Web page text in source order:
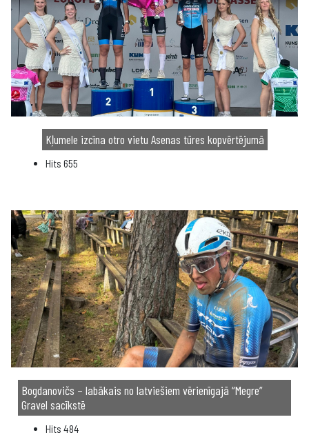
Kļumele izcīna otro vietu Asenas tūres kopvērtējumā
Hits 655
Bogdanovičs – labākais no latviešiem vērienīgajā “Megre”
Gravel sacīkstē
Hits 484